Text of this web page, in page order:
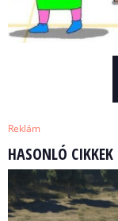
Reklám
HASONLÓ CIKKEK